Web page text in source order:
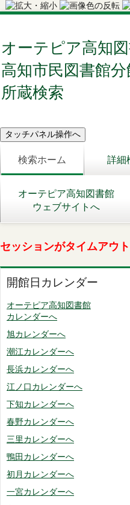
オーテピア高知図
高知市民図書館
所蔵検索
検索ホーム 詳細
オーテピア高知図書館
ウェブサイトへ
セッションがタイムアウト
開館日カレンダー
オーテピア高知図書館
カレンダーへ
旭カレンダーへ
潮江カレンダーへ
長浜カレンダーへ
江ノ口カレンダーへ
下知カレンダーへ
春野カレンダーへ
三里カレンダーへ
鴨田カレンダーへ
初月カレンダーへ
一宮カレンダーへ